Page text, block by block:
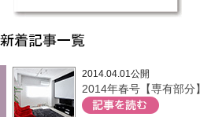
2014.04.01公開
2014年春号【専有部